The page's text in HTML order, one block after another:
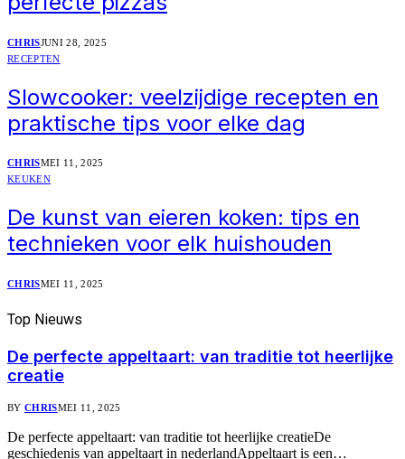
CHRISJUNI 28, 2025
RECEPTEN
Slowcooker: veelzijdige recepten en
praktische tips voor elke dag
CHRISMEI 11, 2025
KEUKEN
De kunst van eieren koken: tips en
technieken voor elk huishouden
CHRISMEI 11, 2025
Top Nieuws
De perfecte appeltaart: van traditie tot heerlijke
creatie
BY CHRISMEI 11, 2025
De perfecte appeltaart: van traditie tot heerlijke creatieDe
geschiedenis van appeltaart in nederlandAppeltaart is een…